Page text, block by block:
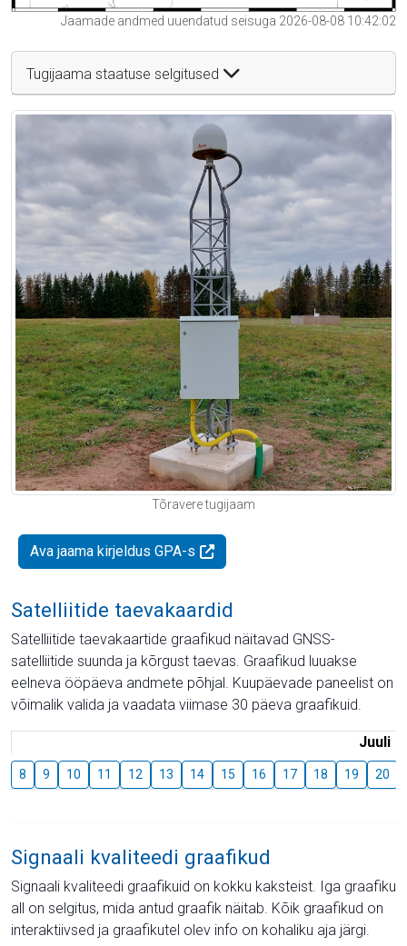
Jaamade andmed uuendatud seisuga 2026-08-08 10:42:02
Tugijaama staatuse selgitused
Tõravere tugijaam
Ava jaama kirjeldus GPA-s
Satelliitide taevakaardid
Satelliitide taevakaartide graafikud näitavad GNSS-
satelliitide suunda ja kõrgust taevas. Graafikud luuakse
eelneva ööpäeva andmete põhjal. Kuupäevade paneelist on
võimalik valida ja vaadata viimase 30 päeva graafikuid.
Juuli
8 9 10 11 12 13 14 15 16 17 18 19 20
Signaali kvaliteedi graafikud
Signaali kvaliteedi graafikuid on kokku kaksteist. Iga graafiku
all on selgitus, mida antud graafik näitab. Kõik graafikud on
interaktiivsed ja graafikutel olev info on kohaliku aja järgi.